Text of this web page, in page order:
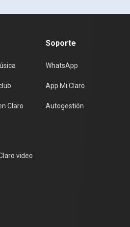
Claro
video
Soporte
WhatsApp
App Mi Claro
Autogestión